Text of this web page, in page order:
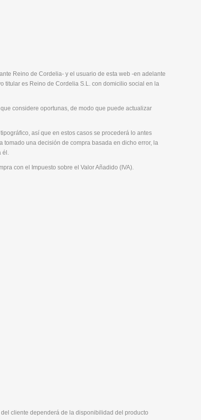
Reino de Cordelia- y el usuario de esta web -en adelante
titular es Reino de Cordelia S.L. con domicilio social en la
considere oportunas, de modo que puede actualizar
así que en estos casos se procederá lo antes
una decisión de compra basada en dicho error, la
él.
con el Impuesto sobre el Valor Añadido (IVA).
cliente dependerá de la disponibilidad del producto